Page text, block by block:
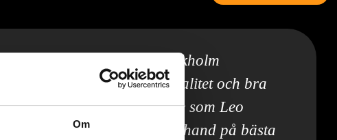
Om
6 kvm i Bromma, Stockholm
uppdrag, på tid med hög kvalitet och bra
mig trygg med det arbete som Leo
problem skulle tas om hand på bästa